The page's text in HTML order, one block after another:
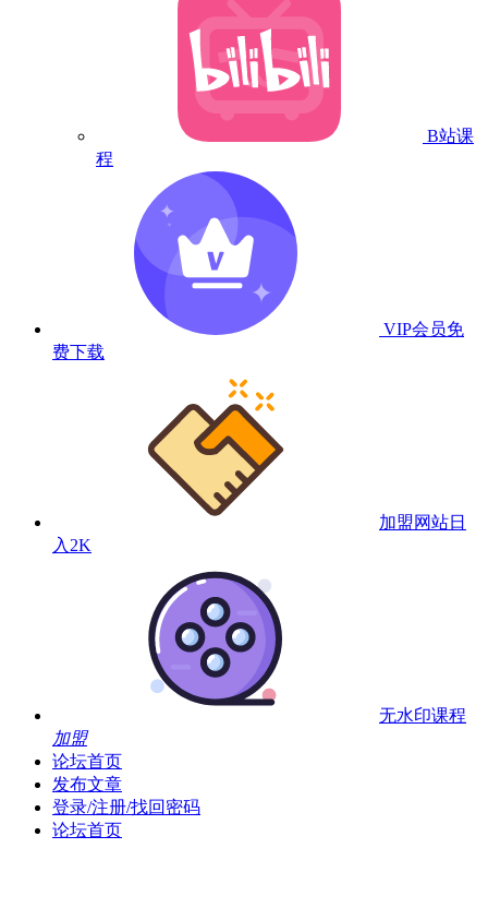
B站课
程
VIP会员免
费下载
加盟网站日
入2K
无水印课程
加盟
论坛首页
发布文章
登录/注册/找回密码
论坛首页